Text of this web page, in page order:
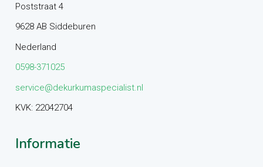
Poststraat 4
9628 AB Siddeburen
Nederland
0598-371025
service@dekurkumaspecialist.nl
KVK: 22042704
Informatie